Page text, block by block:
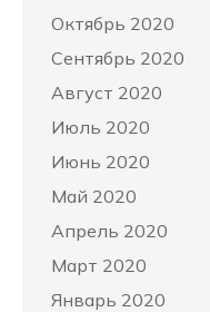
Октябрь 2020
Сентябрь 2020
Август 2020
Июль 2020
Июнь 2020
Май 2020
Апрель 2020
Март 2020
Январь 2020